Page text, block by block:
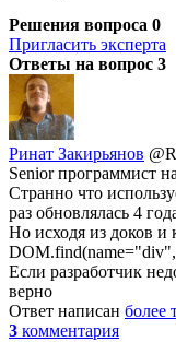
Решения вопроса 0
Пригласить эксперта
Ответы на вопрос 3
Ринат Закирьянов
Senior программист
Странно что
раз обновлялась 4
Но исходя из доков и
Если разработчик
верно
Ответ написан более
3 комментария